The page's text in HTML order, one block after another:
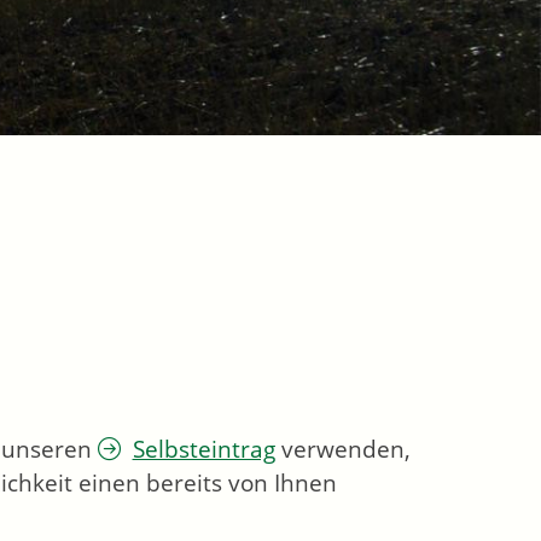
Selbsteintragverwenden,
einen bereits von Ihnen